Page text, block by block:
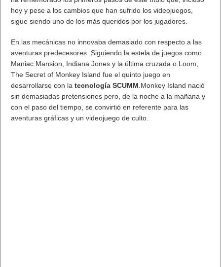
realizar demostraciones para el entorno laboral, como diseñar,
tomar capturas para presentaciones, y contará con
el software es parte fundamental de los productos y que
microsft y Adobe quieren estar en todas las
plataformas. Photoshop Fix, Autocad o Microsoft Office